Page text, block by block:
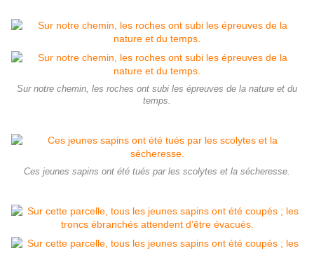
Sur notre chemin, les roches ont subi les épreuves de la nature et du
temps.
Ces jeunes sapins ont été tués par les scolytes et la sécheresse.